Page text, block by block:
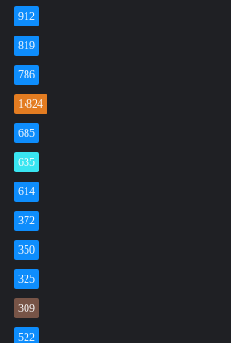
912
819
786
1٬824
685
635
614
372
350
325
309
522